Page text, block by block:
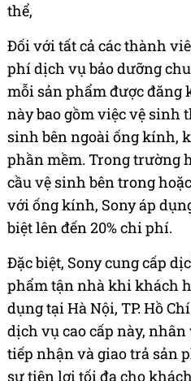
thể,
Đối với tất cả các thành
phí dịch vụ bảo dưỡng
mỗi sản phẩm được đăng
này bao gồm việc vệ sinh
sinh bên ngoài ống kính,
phần mềm. Trong trường
cầu vệ sinh bên trong
với ống kính, Sony áp
biệt lên đến 20% chi phí.
Đặc biệt, Sony cung cấp
phẩm tận nhà khi khách
dụng tại Hà Nội, TP. Hồ
dịch vụ cao cấp này,
tiếp nhận và giao trả sản
sự tiện lợi tối đa cho